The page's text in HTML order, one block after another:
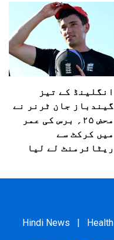
انگلینڈ کے تیز
گیندباز جان ٹرنر نے
محض ۲۵؍ برس کی عمر
میں کرکٹ سے
ریٹائرمنٹ لے لیا
Hindi News Health